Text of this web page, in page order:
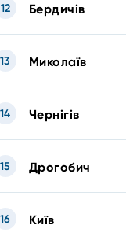
Бердичів
12
Миколаїв
13
Чернігів
14
Дрогобич
15
Київ
16